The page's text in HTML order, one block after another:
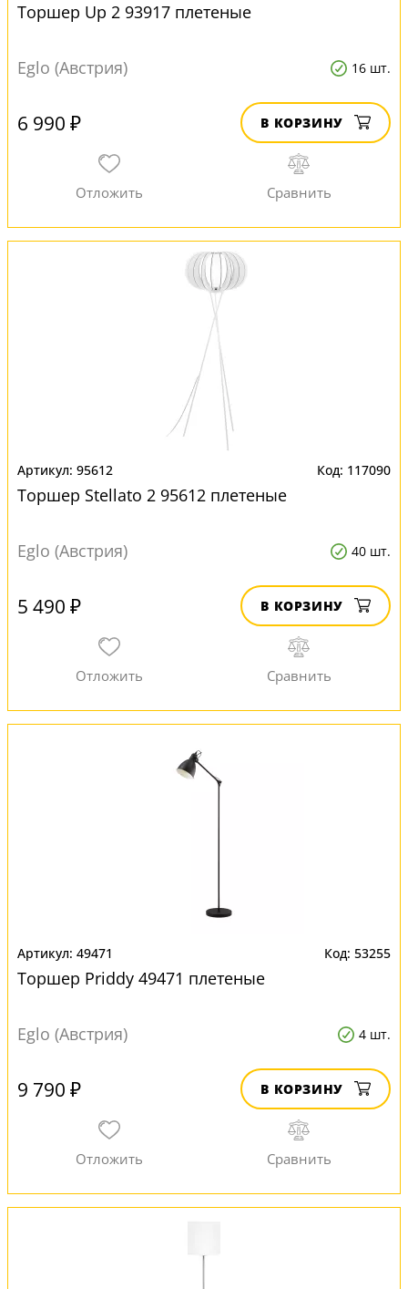
Торшер Up 2 93917 плетеные
Eglo (Австрия) 16 шт.
6 990 ₽ В КОРЗИНУ
95612 117090
Торшер Stellato 2 95612 плетеные
Eglo (Австрия) 40 шт.
5 490 ₽ В КОРЗИНУ
49471 53255
Торшер Priddy 49471 плетеные
Eglo (Австрия) 4 шт.
9 790 ₽ В КОРЗИНУ